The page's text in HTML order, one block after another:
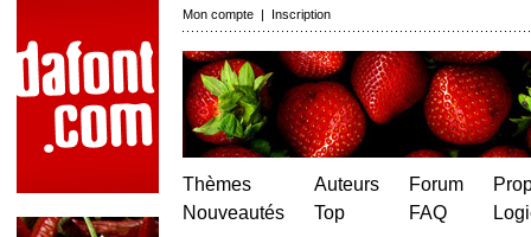
Mon compte | Inscription
Thèmes
Nouveautés
Auteurs
Top
Forum
FAQ